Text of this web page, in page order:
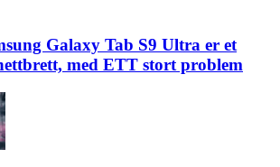
Galaxy Tab S9 Ultra er et
med ETT stort problem